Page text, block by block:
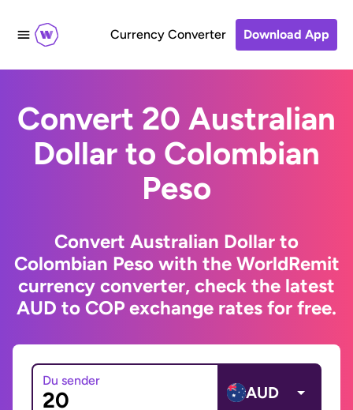
Currency Converter Download App
Convert 20 Australian
Dollar to Colombian
Peso
Convert Australian Dollar to
Colombian Peso with the WorldRemit
currency converter, check the latest
AUD to COP exchange rates for free.
Du sender
AUD